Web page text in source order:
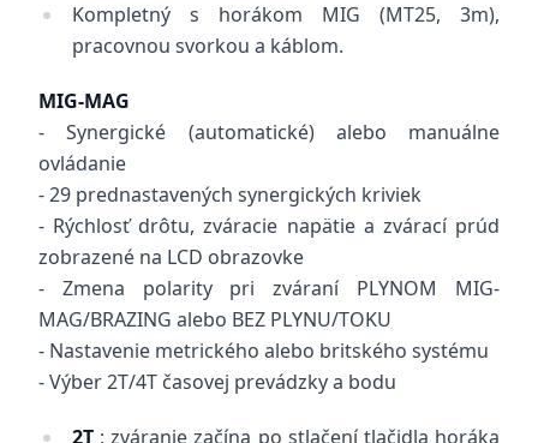
Kompletný s horákom MIG (MT25, 3m),
pracovnou svorkou a káblom.
MIG-MAG
- Synergické (automatické) alebo manuálne
ovládanie
- 29 prednastavených synergických kriviek
- Rýchlosť drôtu, zváracie napätie a zvárací prúd
zobrazené na LCD obrazovke
- Zmena polarity pri zváraní PLYNOM MIG-
MAG/BRAZING alebo BEZ PLYNU/TOKU
- Nastavenie metrického alebo britského systému
- Výber 2T/4T časovej prevádzky a bodu
2T : zváranie začína po stlačení tlačidla horáka